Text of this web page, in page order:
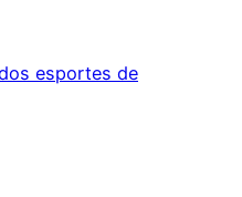
esportes de